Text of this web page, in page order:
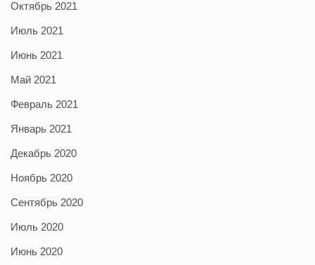
Октябрь 2021
Июль 2021
Июнь 2021
Май 2021
Февраль 2021
Январь 2021
Декабрь 2020
Ноябрь 2020
Сентябрь 2020
Июль 2020
Июнь 2020